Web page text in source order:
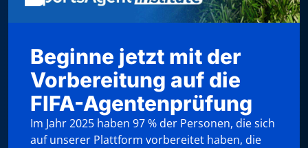
Beginne jetzt mit der
Vorbereitung auf die
FIFA-Agentenprüfung
Im Jahr 2025 haben 97 % der Personen, die sich
auf unserer Plattform vorbereitet haben, die